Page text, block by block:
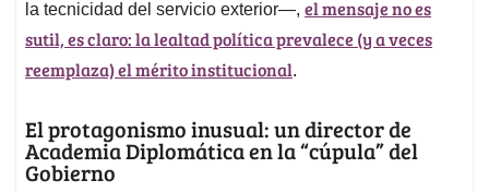
la tecnicidad del servicio exterior—, el mensaje no es
sutil, es claro: la lealtad política prevalece (y a veces
reemplaza) el mérito institucional.
El protagonismo inusual: un director de
Academia Diplomática en la “cúpula” del
Gobierno